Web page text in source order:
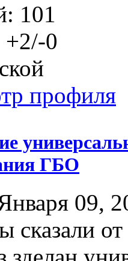
101
+2/-0
ГБО
09,
от